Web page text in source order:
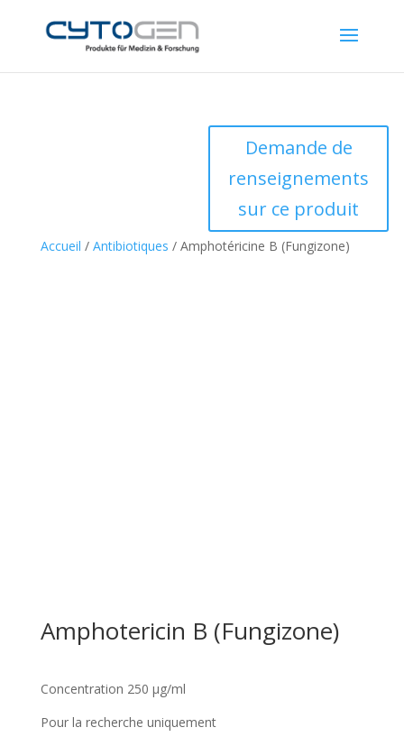
Demande de
renseignements
sur ce produit
Accueil / Antibiotiques / Amphotéricine B (Fungizone)
Amphotericin B (Fungizone)
Concentration 250 µg/ml
Pour la recherche uniquement